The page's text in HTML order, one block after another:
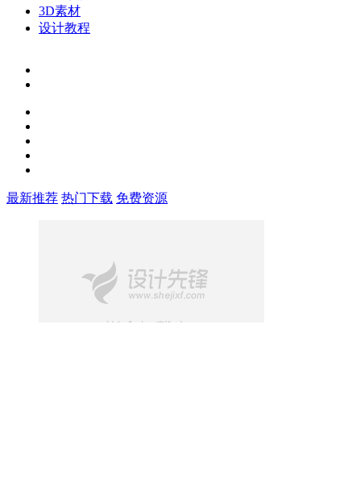
3D素材
设计教程